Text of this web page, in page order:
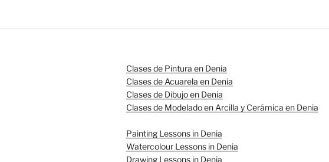
Clases de Pintura en Denia
Clases de Acuarela en Denia
Clases de Dibujo en Denia
Clases de Modelado en Arcilla y Cerámica en Denia
Painting Lessons in Denia
Watercolour Lessons in Denia
Drawing Lessons in Denia